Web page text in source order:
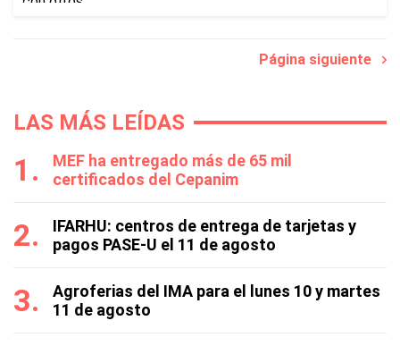
Página siguiente
LAS MÁS LEÍDAS
MEF ha entregado más de 65 mil
certificados del Cepanim
IFARHU: centros de entrega de tarjetas y
pagos PASE-U el 11 de agosto
Agroferias del IMA para el lunes 10 y martes
11 de agosto